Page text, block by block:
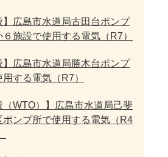
】広島市水道局古田台ポンプ
６施設で使用する電気（R7）
】広島市水道局勝木台ポンプ
用する電気（R7）
（WTO）】広島市水道局己斐
ポンプ所で使用する電気（R4